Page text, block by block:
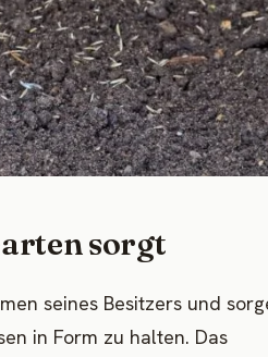
sorgt
seines Besitzers und
in Form zu halten. Das